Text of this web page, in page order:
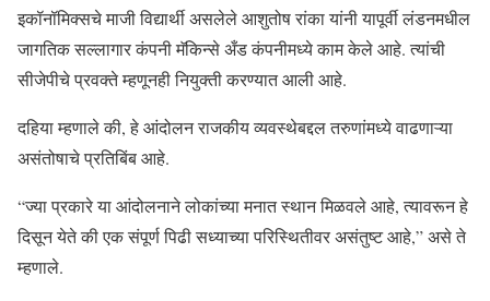
इकॉनॉमिक्सचे माजी विद्यार्थी असलेले आशुतोष रांका यांनी यापूर्वी लंडनमधील
जागतिक सल्लागार कंपनी मॅकिन्से अँड कंपनीमध्ये काम केले आहे. त्यांची
सीजेपीचे प्रवक्ते म्हणूनही नियुक्ती करण्यात आली आहे.
दहिया म्हणाले की, हे आंदोलन राजकीय व्यवस्थेबद्दल तरुणांमध्ये वाढणाऱ्या
असंतोषाचे प्रतिबिंब आहे.
“ज्या प्रकारे या आंदोलनाने लोकांच्या मनात स्थान मिळवले आहे, त्यावरून हे
दिसून येते की एक संपूर्ण पिढी सध्याच्या परिस्थितीवर असंतुष्ट आहे,” असे ते
म्हणाले.